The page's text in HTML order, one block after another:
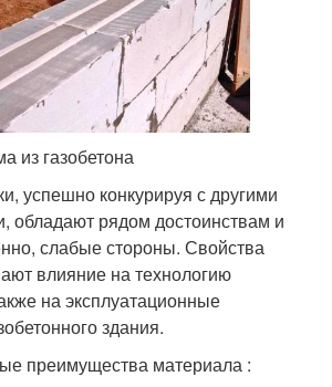
из газобетона
успешно конкурируя с другими
обладают рядом достоинствам и
слабые стороны. Свойства
влияние на технологию
на эксплуатационные
здания.
преимущества материала :